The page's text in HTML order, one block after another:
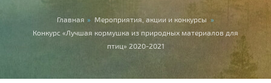
Вы здесь
Главная » Мероприятия, акции и конкурсы »
Конкурс «Лучшая кормушка из природных материалов для
птиц» 2020-2021